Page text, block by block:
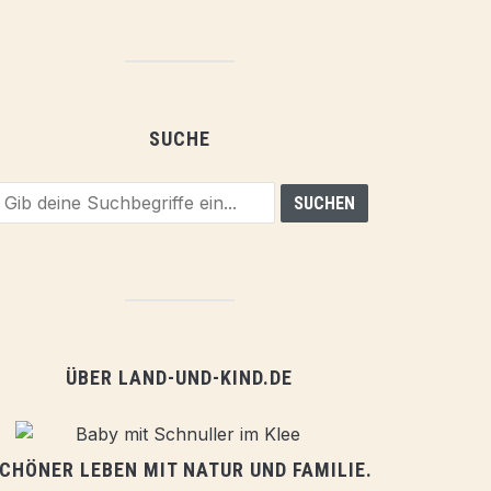
SUCHE
ÜBER LAND-UND-KIND.DE
LEBEN MIT NATUR UND FAMILIE.